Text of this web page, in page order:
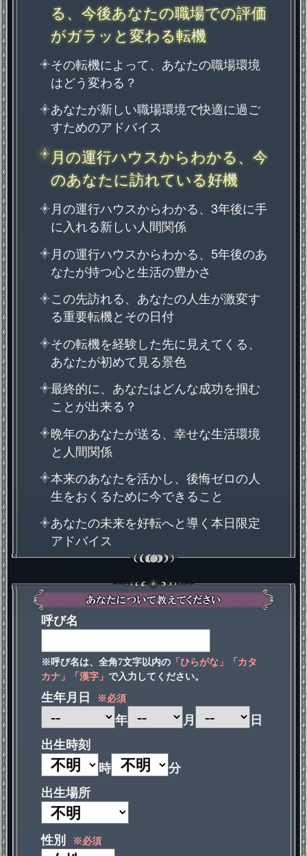
る、今後あなたの職場での評価
がガラッと変わる転機
その転機によって、あなたの職場環境
はどう変わる？
あなたが新しい職場環境で快適に過ご
すためのアドバイス
月の運行ハウスからわかる、今
のあなたに訪れている好機
月の運行ハウスからわかる、3年後に手
に入れる新しい人間関係
月の運行ハウスからわかる、5年後のあ
なたが持つ心と生活の豊かさ
この先訪れる、あなたの人生が激変す
る重要転機とその日付
その転機を経験した先に見えてくる、
あなたが初めて見る景色
最終的に、あなたはどんな成功を掴む
ことが出来る？
晩年のあなたが送る、幸せな生活環境
と人間関係
本来のあなたを活かし、後悔ゼロの人
生をおくるために今できること
あなたの未来を好転へと導く本日限定
アドバイス
呼び名
※呼び名は、全角7文字以内の 「ひらがな」「カタ
カナ」「漢字」で入力してください。
生年月日 ※必須
年 月
日
出生時刻
時
分
出生場所
性別 ※必須